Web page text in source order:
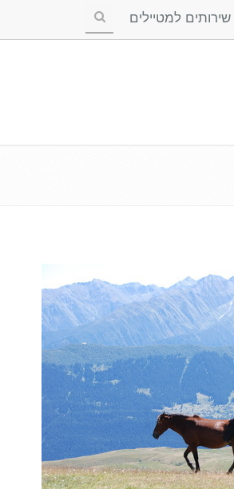
שירותים למטיילים